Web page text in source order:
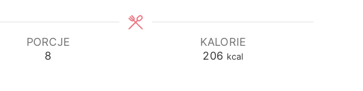
PORCJE
8
KALORIE
206 kcal